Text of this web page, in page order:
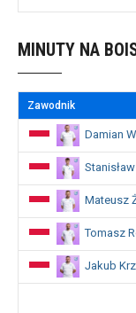
MINUTY NA
Zawodnik
Damian
Mateusz
Tomasz
Jakub